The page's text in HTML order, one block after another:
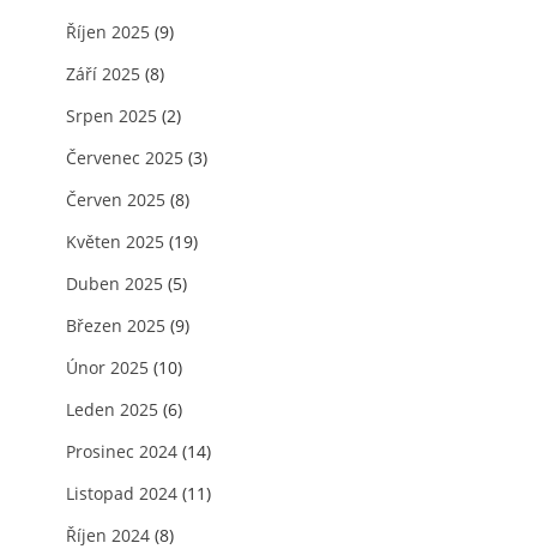
Říjen 2025 (9)
Září 2025 (8)
Srpen 2025 (2)
Červenec 2025 (3)
Červen 2025 (8)
Květen 2025 (19)
Duben 2025 (5)
Březen 2025 (9)
Únor 2025 (10)
Leden 2025 (6)
Prosinec 2024 (14)
Listopad 2024 (11)
Říjen 2024 (8)